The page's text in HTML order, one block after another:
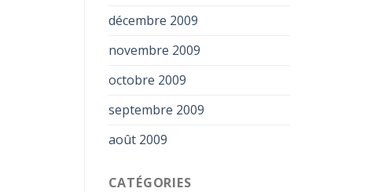
décembre 2009
novembre 2009
octobre 2009
septembre 2009
août 2009
CATÉGORIES